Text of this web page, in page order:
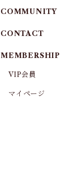
COMMUNITY
CONTACT
MEMBERSHIP
VIP会員
マイページ